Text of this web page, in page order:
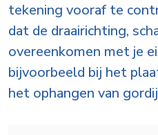
tekening vooraf te
dat de draairichting,
overeenkomen met je
bijvoorbeeld bij het
het ophangen van